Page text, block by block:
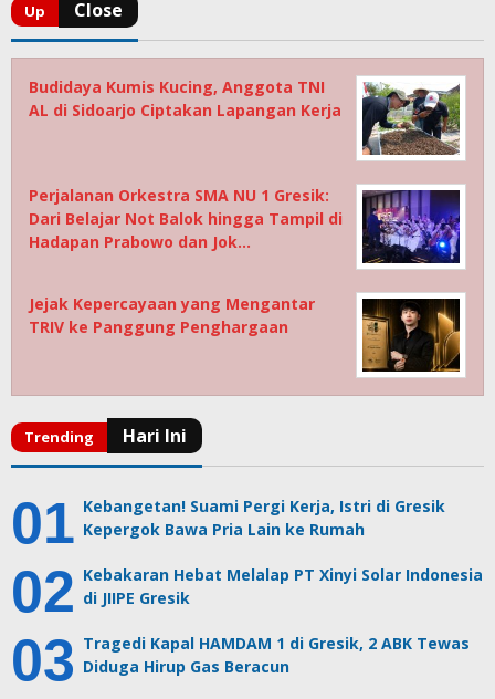
Budidaya Kumis Kucing, Anggota TNI
AL di Sidoarjo Ciptakan Lapangan Kerja
Perjalanan Orkestra SMA NU 1 Gresik:
Dari Belajar Not Balok hingga Tampil di
Hadapan Prabowo dan Jok…
Jejak Kepercayaan yang Mengantar
TRIV ke Panggung Penghargaan
Kebangetan! Suami Pergi Kerja, Istri di Gresik
Kepergok Bawa Pria Lain ke Rumah
Kebakaran Hebat Melalap PT Xinyi Solar Indonesia
di JIIPE Gresik
Tragedi Kapal HAMDAM 1 di Gresik, 2 ABK Tewas
Diduga Hirup Gas Beracun